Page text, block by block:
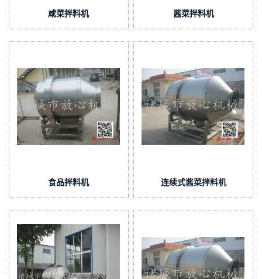
咸菜拌料机 酱菜拌料机
食品拌料机 连续式酱菜拌料机